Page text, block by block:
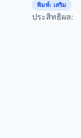
พิมพ์: เสริม
ประสิทธิผล: